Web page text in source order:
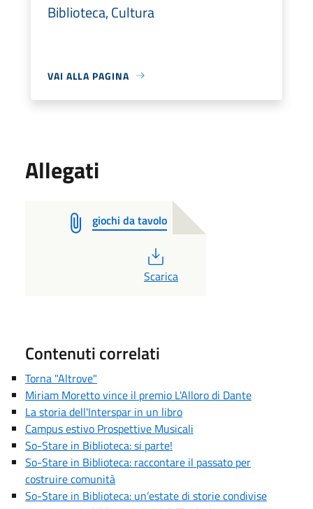
Biblioteca, Cultura
VAI ALLA PAGINA
Allegati
giochi da tavolo
PDF
Scarica
Contenuti correlati
Torna "Altrove"
Miriam Moretto vince il premio L'Alloro di Dante
La storia dell'Interspar in un libro
Campus estivo Prospettive Musicali
So-Stare in Biblioteca: si parte!
So-Stare in Biblioteca: raccontare il passato per
costruire comunità
So-Stare in Biblioteca: un’estate di storie condivise